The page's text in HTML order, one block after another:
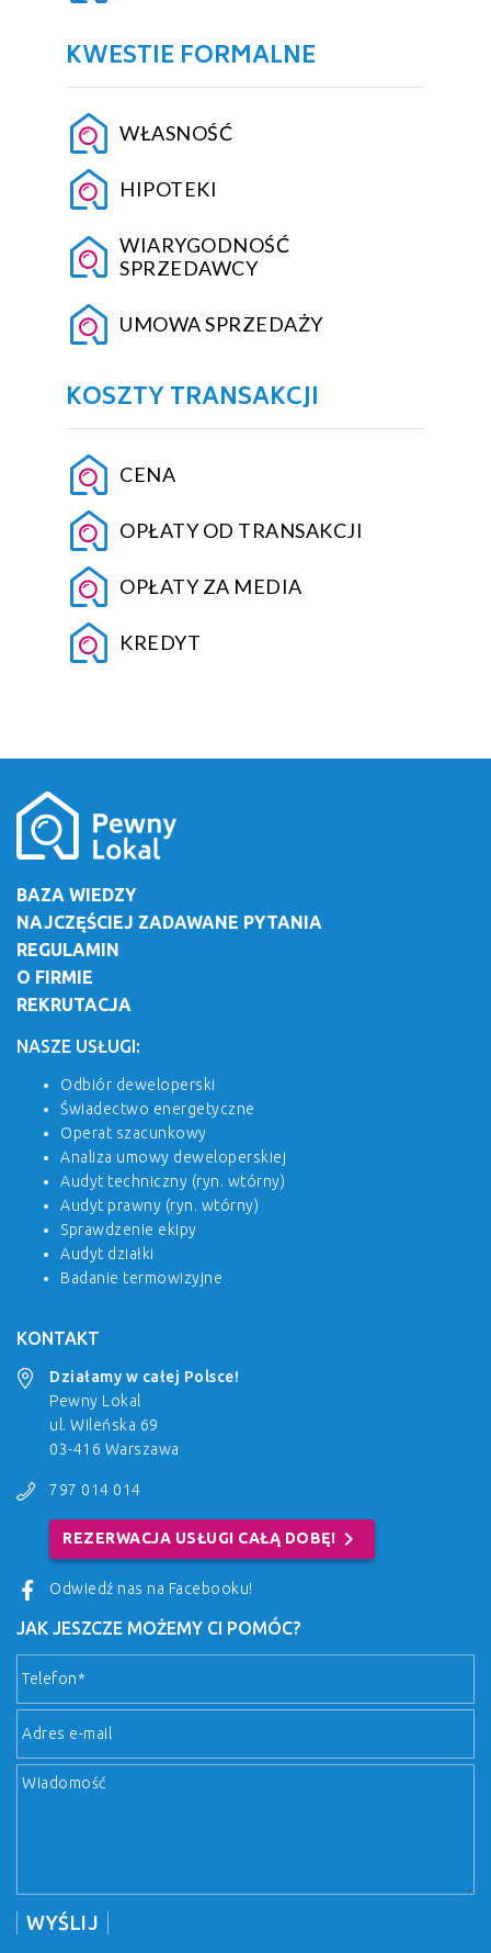
KWESTIE FORMALNE
WŁASNOŚĆ
HIPOTEKI
WIARYGODNOŚĆ
SPRZEDAWCY
UMOWA SPRZEDAŻY
KOSZTY TRANSAKCJI
CENA
OPŁATY OD TRANSAKCJI
OPŁATY ZA MEDIA
KREDYT
BAZA WIEDZY
NAJCZĘŚCIEJ ZADAWANE PYTANIA
REGULAMIN
O FIRMIE
REKRUTACJA
NASZE USŁUGI:
Odbiór deweloperski
Świadectwo energetyczne
Operat szacunkowy
Analiza umowy deweloperskiej
Audyt techniczny (ryn. wtórny)
Audyt prawny (ryn. wtórny)
Sprawdzenie ekipy
Audyt działki
Badanie termowizyjne
KONTAKT
Działamy w całej Polsce!
Pewny Lokal
ul. Wileńska 69
03-416 Warszawa
797 014 014
REZERWACJA USŁUGI CAŁĄ DOBĘ! chevron_right
Odwiedź nas na Facebooku!
JAK JESZCZE MOŻEMY CI POMÓC?